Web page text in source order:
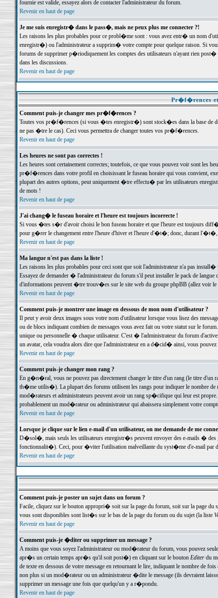
fournie est valide, essayez alors de contacter l'administrateur du forum.
Revenir en haut de page
Je me suis enregistr� dans le pass�, mais ne peux plus me connecter ?!
Les raisons les plus probables pour ce probl�me sont : vous avez entr� un nom
enregistr�) ou l'administrateur a supprim� votre compte pour quelque raison. Si
forums de supprimer p�riodiquement les comptes des utilisateurs n'ayant rien
dans les discussions.
Revenir en haut de page
Pr�f�rences
Comment puis-je changer mes pr�f�rences ?
Toutes vos pr�f�rences (si vous �tes enregistr�) sont stock�es dans la base de
ne pas �tre le cas). Ceci vous permettra de changer toutes vos pr�f�rences.
Revenir en haut de page
Les heures ne sont pas correctes !
Les heures sont certainement correctes; toutefois, ce que vous pouvez voir sont
pr�f�rences dans votre profil en choisissant le fuseau horaire qui vous convient,
plupart des autres options, peut uniquement �tre effectu� par les utilisateurs
de mots !
Revenir en haut de page
J'ai chang� le fuseau horaire et l'heure est toujours incorrecte !
Si vous �tes s�r d'avoir choisi le bon fuseau horaire et que l'heure est toujours
pour g�rer le changement entre l'heure d'hiver et l'heure d'�t�; donc, durant
Revenir en haut de page
Ma langue n'est pas dans la liste !
Les raisons les plus probables pour ceci sont que soit l'administrateur n'a pas
Essayez de demander � l'administrateur du forum s'il peut installer le pack de
d'informations peuvent �tre trouv�es sur le site web du groupe phpBB (allez voir le
Revenir en haut de page
Comment puis-je montrer une image en dessous de mon nom d'utilisateur ?
Il peut y avoir deux images sous votre nom d'utilisateur lorsque vous lisez des
ou de blocs indiquant combien de messages vous avez fait ou votre statut sur le
unique ou personnelle � chaque utilisateur. C'est � l'administrateur du forum
un avatar, cela voudra alors dire que l'administrateur en a d�cid� ainsi, vous
Revenir en haut de page
Comment puis-je changer mon rang ?
En g�n�ral, vous ne pouvez pas directement changer le titre d'un rang (le titre d'un
th�me utilis�). La plupart des forums utilisent les rangs pour indiquer le nombre de
mod�rateurs et administrateurs peuvent avoir un rang sp�cifique qui leur est
probablement un mod�rateur ou administrateur qui abaissera simplement votre
Revenir en haut de page
Lorsque je clique sur le lien e-mail d'un utilisateur, on me demande de me
D�sol�, mais seuls les utilisateurs enregistr�s peuvent envoyer des e-mails �
fonctionnalit�). Ceci, pour �viter l'utilisation malveillante du syst�me d'e-mail par
Revenir en haut de page
Comment puis-je poster un sujet dans un forum ?
Facile, cliquez sur le bouton appropri� soit sur la page du forum, soit sur la page du
vous sont disponibles sont list�s sur le bas de la page du forum ou du sujet (la liste
Revenir en haut de page
Comment puis-je �diter ou supprimer un message ?
A moins que vous soyez l'administrateur ou mod�rateur du forum, vous pouvez
apr�s un certain temps apr�s qu'il soit post�) en cliquant sur le bouton Editerdu
de texte en dessous de votre message en retournant le lire, indiquant le nombre
non plus si un mod�rateur ou un administrateur �dite le message (ils devraient
supprimer un message une fois que quelqu'un y a r�pondu.
Revenir en haut de page